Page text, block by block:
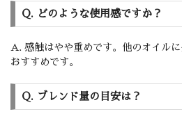
Q. どのような使用感ですか？
A. 感触はやや重めです。他のオイル
おすすめです。
Q. ブレンド量の目安は？